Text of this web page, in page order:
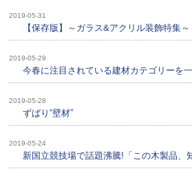
2019-05-31
【保存版】～ガラス&アクリル装飾特集～
2019-05-29
今春に注目されている建材カテゴリーを
2019-05-28
ずばり“壁材”
2019-05-24
新国立競技場で話題沸騰!「この木製品、